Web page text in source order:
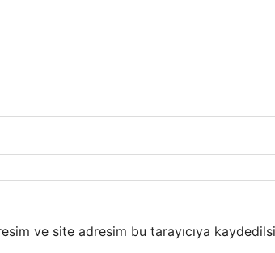
ve site adresim bu tarayıcıya